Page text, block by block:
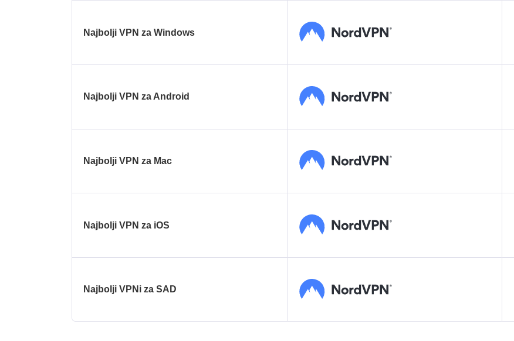
Najbolji VPN za Windows
Najbolji VPN za Android
Najbolji VPN za Mac
Najbolji VPN za iOS
Najbolji VPNi za SAD